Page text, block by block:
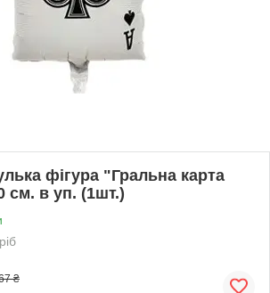
фігура "Гральна карта
см. в уп. (1шт.)
₴